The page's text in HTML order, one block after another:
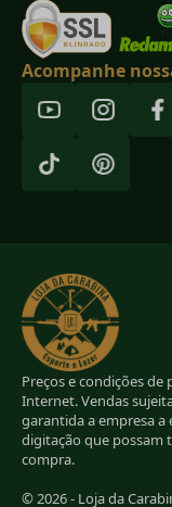
Acompanhe
Preços e condições
Internet. Vendas
garantida a empresa a
digitação que possam
compra.
© 2026 - Loja da